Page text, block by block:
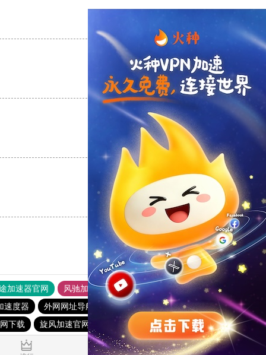
支持 [0] 反对[0]
支持[0] 反对
支持[0] 反对[0]
加速器官网 风驰加速器
旋风加速器
速度器
外网网址导航 软件中心 雷霆加速
狂飙加速器
下载
旋风加速官网下载